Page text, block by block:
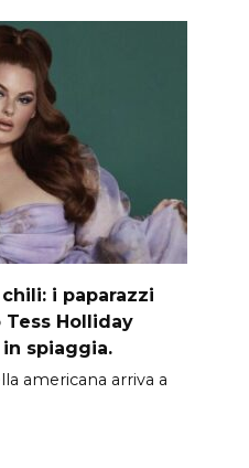
i paparazzi
Holliday
spiaggia.
americana arriva a